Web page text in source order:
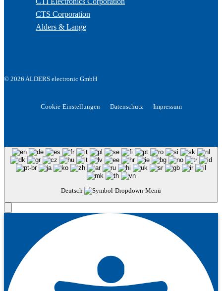
CTS Corporation
Alders & Lange
© 2026 ALDERS electronic GmbH
Cookie-Einstellungen Datenschutz Impressum
Deutsch